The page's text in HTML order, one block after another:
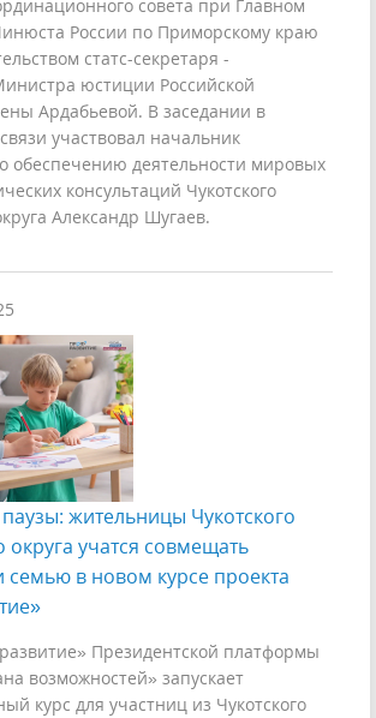
совета при Главном
России по Приморскому краю
статс-секретаря -
юстиции Российской
Ардабьевой. В заседании в
участвовал начальник
обеспечению деятельности мировых
консультаций Чукотского
Александр Шугаев.
жительницы Чукотского
округа учатся совмещать
в новом курсе проекта
Президентской платформы
возможностей» запускает
курс для участниц из Чукотского